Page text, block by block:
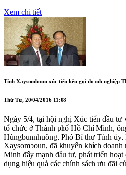
Xem chi tiết
Tỉnh Xaysomboun xúc tiến kêu gọi doanh nghiệp
Thứ Tư, 20/04/2016 11:08
Ngày 5/4, tại hội nghị Xúc tiến đầu tư
tổ chức ở Thành phố Hồ Chí Minh,
Hùngbunnhuông, Phó Bí thư Tỉnh ủy,
Xaysomboun, đã khuyến khích
Minh đẩy mạnh đầu tư, phát triển hoạt
dụng hiệu quả các chính sách ưu đãi